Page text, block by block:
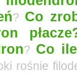
? Co
? Co
rośnie